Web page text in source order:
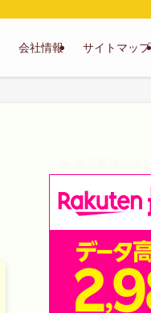
会社情報 サイトマップ